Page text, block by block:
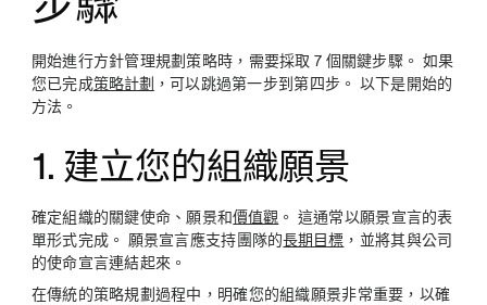
開始進行方針管理規劃策略時，需要採取 7 個關鍵步驟。 如果
您已完成策略計劃 ，可以跳過第一步到第四步。 以下是開始的
方法。
1. 建立您的組織願景
確定組織的關鍵使命、願景和價值觀 。 這通常以願景宣言的表
單形式完成。 願景宣言應支持團隊的長期目標 ，並將其與公司
的使命宣言連結起來。
在傳統的策略規劃過程中，明確您的組織願景非常重要，以確